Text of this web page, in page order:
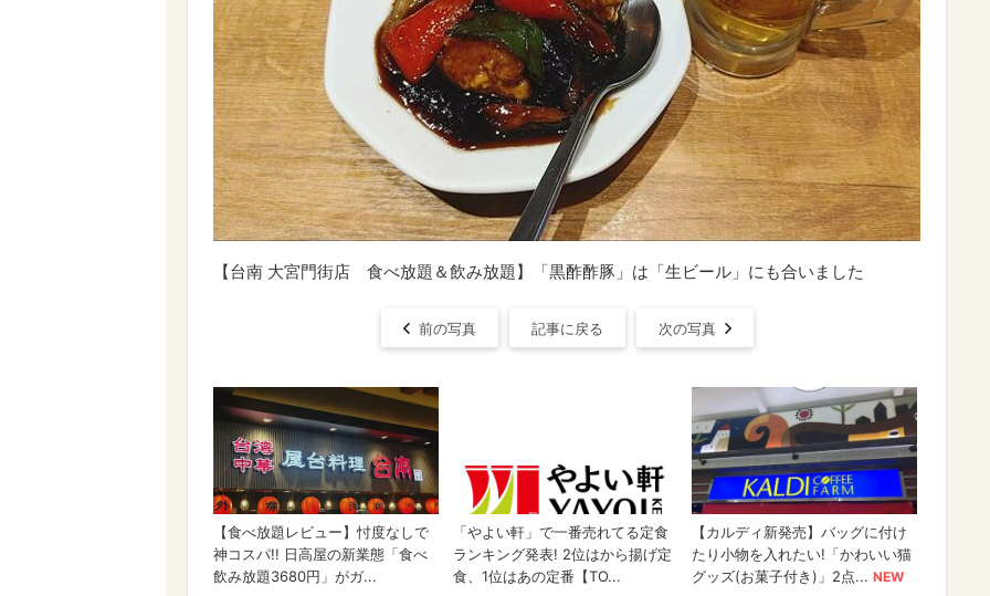
【台南 大宮門街店 食べ放題＆飲み放題】「黒酢酢豚」は「生ビール」にも合いました
前の写真 記事に戻る 次の写真